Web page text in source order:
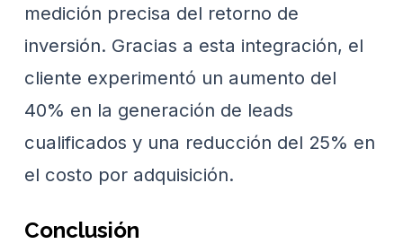
medición precisa del retorno de
inversión. Gracias a esta integración, el
cliente experimentó un aumento del
40% en la generación de leads
cualificados y una reducción del 25% en
el costo por adquisición.
Conclusión